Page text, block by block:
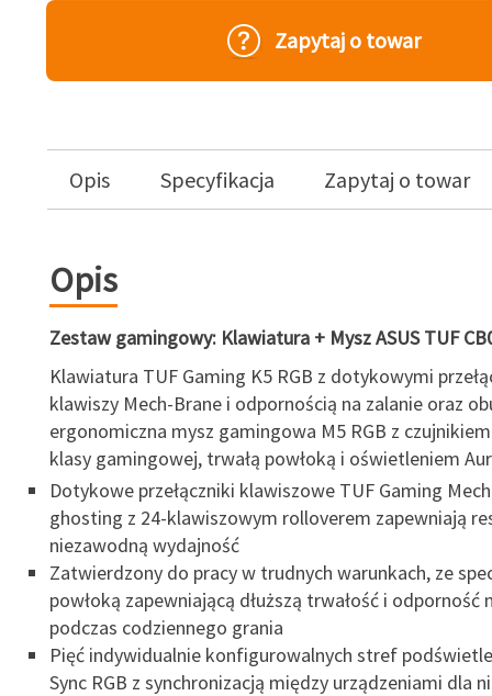
Zapytaj o towar
Opis Specyfikacja Zapytaj o towar
Opis
Zestaw gamingowy: Klawiatura + Mysz ASUS TUF
Klawiatura TUF Gaming K5 RGB z dotykowymi
klawiszy Mech-Brane i odpornością na zalanie oraz
ergonomiczna mysz gamingowa M5 RGB z
klasy gamingowej, trwałą powłoką i oświetleniem
Dotykowe przełączniki klawiszowe TUF Gaming
ghosting z 24-klawiszowym rolloverem zapewniają
niezawodną wydajność
Zatwierdzony do pracy w trudnych warunkach, ze
powłoką zapewniającą dłuższą trwałość i odporność
podczas codziennego grania
Pięć indywidualnie konfigurowalnych stref
Sync RGB z synchronizacją między urządzeniami dla